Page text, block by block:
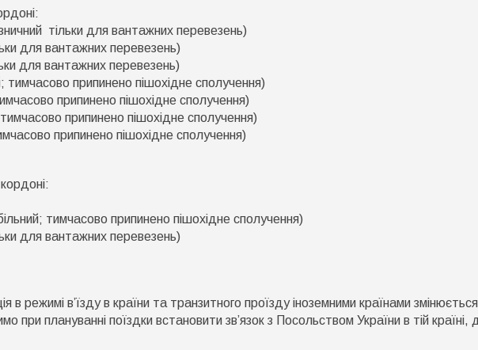
тільки для вантажних перевезень)
для вантажних перевезень)
для вантажних перевезень)
тимчасово припинено пішохідне сполучення)
припинено пішохідне сполучення)
припинено пішохідне сполучення)
припинено пішохідне сполучення)
тимчасово припинено пішохідне сполучення)
для вантажних перевезень)
в режимі в’їзду в країни та транзитного проїзду іноземними країнами змінюється
при плануванні поїздки встановити зв’язок з Посольством України в тій країні,